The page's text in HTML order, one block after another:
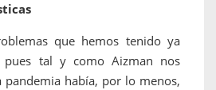
que hemos tenido ya
pues tal y como Aizman nos
pandemia había, por lo menos,